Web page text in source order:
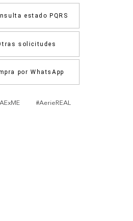
estado PQRS
solicitudes
por WhatsApp
#AerieREAL